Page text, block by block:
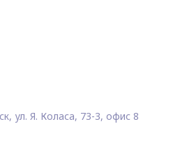
ул. Я. Коласа, 73-3, офис 8